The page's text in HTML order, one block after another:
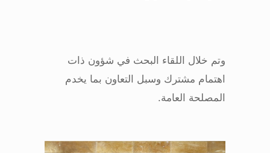
وتم خلال اللقاء البحث في شؤون ذات
اهتمام مشترك وسبل التعاون بما يخدم
المصلحة العامة.